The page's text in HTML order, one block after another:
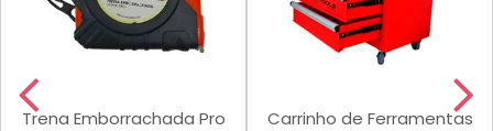
Trena Emborrachada Pro
Carrinho de Ferramentas